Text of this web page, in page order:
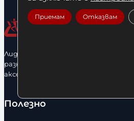
Лидерфитнес е водещ вносител и
разнообразие от бойна
аксесоари.
Полезно
Приемам Отказвам